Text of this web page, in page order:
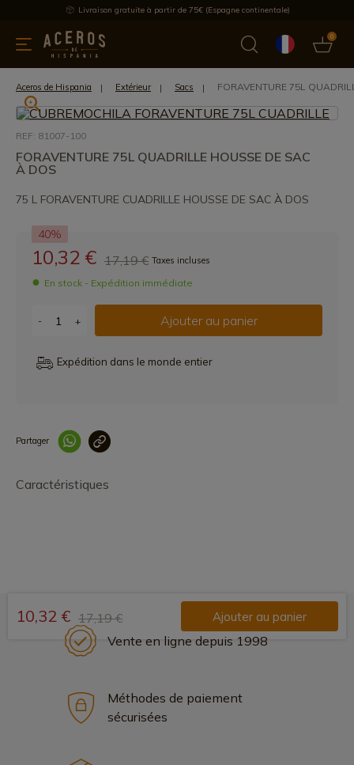
Livraison gratuite à partir de 75€ (Espagne continentale)
0
de cuisine Offre Dernières nouvelles Meilleures ventes
Aceros de Hispania Extérieur Sacs FORAVENTURE 75L
REF: 81007-100
FORAVENTURE 75L QUADRILLE HOUSSE DE SAC
À DOS
75 L FORAVENTURE CUADRILLE HOUSSE DE SAC À DOS
40%
10,32 € 17,19 € Taxes incluses
En stock - Expédition immédiate
- + Ajouter au panier
Expédition dans le monde entier
Partager
Caractéristiques
10,32 € 17,19 € Ajouter au panier
Vente en ligne depuis 1998
Méthodes de paiement
sécurisées